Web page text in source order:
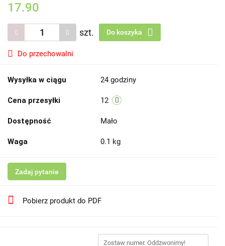
17.90
szt. Do koszyka
Do przechowalni
Wysyłka w ciągu 24 godziny
Cena przesyłki 12
Dostępność Mało
Waga 0.1 kg
Zadaj pytanie
Pobierz produkt do PDF